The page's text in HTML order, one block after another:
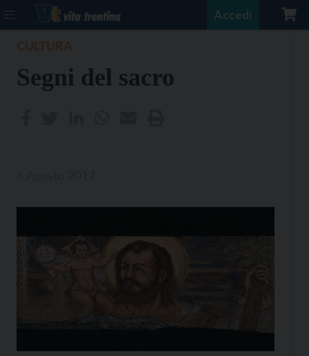
Accedi
Segni del sacro